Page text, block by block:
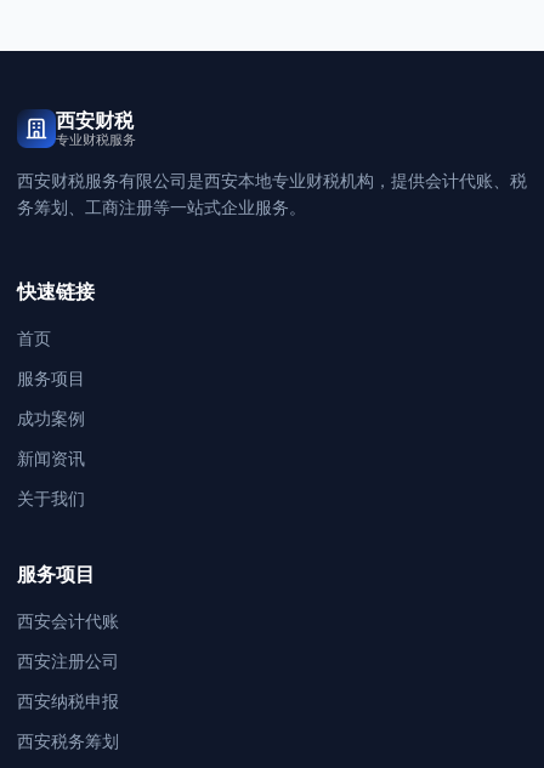
西安财税
专业财税服务
西安财税服务有限公司是西安本地专业财税机构，提供会计代账、税
务筹划、工商注册等一站式企业服务。
快速链接
首页
服务项目
成功案例
新闻资讯
关于我们
服务项目
西安会计代账
西安注册公司
西安纳税申报
西安税务筹划